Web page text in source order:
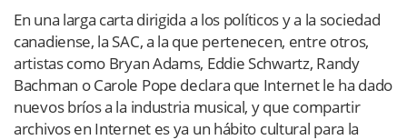
En una larga carta dirigida a los políticos y a la sociedad
canadiense, la SAC, a la que pertenecen, entre otros,
artistas como Bryan Adams, Eddie Schwartz, Randy
Bachman o Carole Pope declara que Internet le ha dado
nuevos bríos a la industria musical, y que compartir
archivos en Internet es ya un hábito cultural para la